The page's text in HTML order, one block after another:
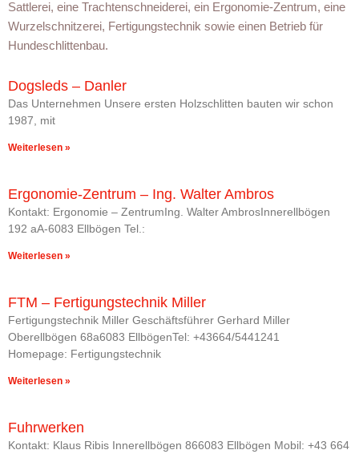
Sattlerei, eine Trachtenschneiderei, ein Ergonomie-Zentrum, eine
Wurzelschnitzerei, Fertigungstechnik sowie einen Betrieb für
Hundeschlittenbau.
Dogsleds – Danler
Das Unternehmen Unsere ersten Holzschlitten bauten wir schon
1987, mit
Weiterlesen »
Ergonomie-Zentrum – Ing. Walter Ambros
Kontakt: Ergonomie – ZentrumIng. Walter AmbrosInnerellbögen
192 aA-6083 Ellbögen Tel.:
Weiterlesen »
FTM – Fertigungstechnik Miller
Fertigungstechnik Miller Geschäftsführer Gerhard Miller
Oberellbögen 68a6083 EllbögenTel: +43664/5441241
Homepage: Fertigungstechnik
Weiterlesen »
Fuhrwerken
Kontakt: Klaus Ribis Innerellbögen 866083 Ellbögen Mobil: +43 664